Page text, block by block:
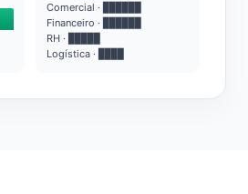
Comercial · ██████
Financeiro · ██████
RH · █████
Logística · ████